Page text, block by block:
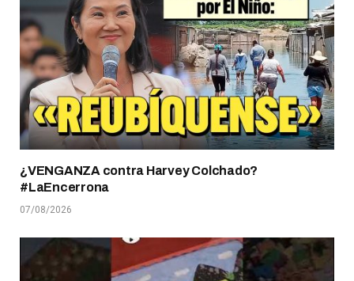
¿VENGANZA contra Harvey Colchado?
#LaEncerrona
07/08/2026